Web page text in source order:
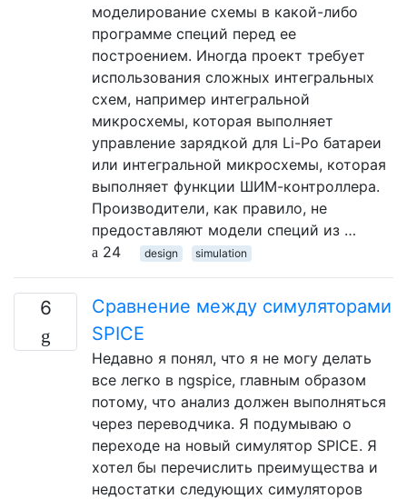
моделирование схемы в какой-либо
программе специй перед ее
построением. Иногда проект требует
использования сложных интегральных
схем, например интегральной
микросхемы, которая выполняет
управление зарядкой для Li-Po батареи
или интегральной микросхемы, которая
выполняет функции ШИМ-контроллера.
Производители, как правило, не
предоставляют модели специй из …
24
design simulation
6
Сравнение между симуляторами
SPICE
Недавно я понял, что я не могу делать
все легко в ngspice, главным образом
потому, что анализ должен выполняться
через переводчика. Я подумываю о
переходе на новый симулятор SPICE. Я
хотел бы перечислить преимущества и
недостатки следующих симуляторов